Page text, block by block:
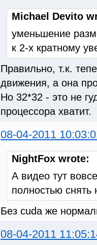
Michael Devito
уменьшение
к 2-х кратному
Правильно, т.к.
движения, а она
Но 32*32 - это не
процессора хватит.
08-04-2011
NightFox wrote:
А видео тут
полностью снять
Без cuda же
08-04-2011